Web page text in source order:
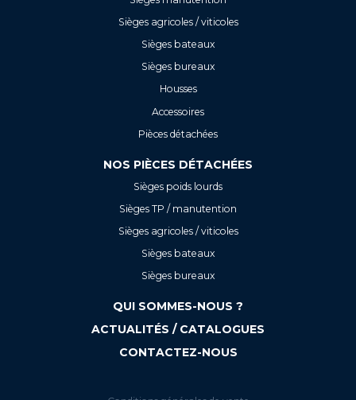
Sièges agricoles / viticoles
Sièges bateaux
Sièges bureaux
Housses
Accessoires
Pièces détachées
NOS PIÈCES DÉTACHÉES
Sièges poids lourds
Sièges TP / manutention
Sièges agricoles / viticoles
Sièges bateaux
Sièges bureaux
QUI SOMMES-NOUS ?
ACTUALITÉS / CATALOGUES
CONTACTEZ-NOUS